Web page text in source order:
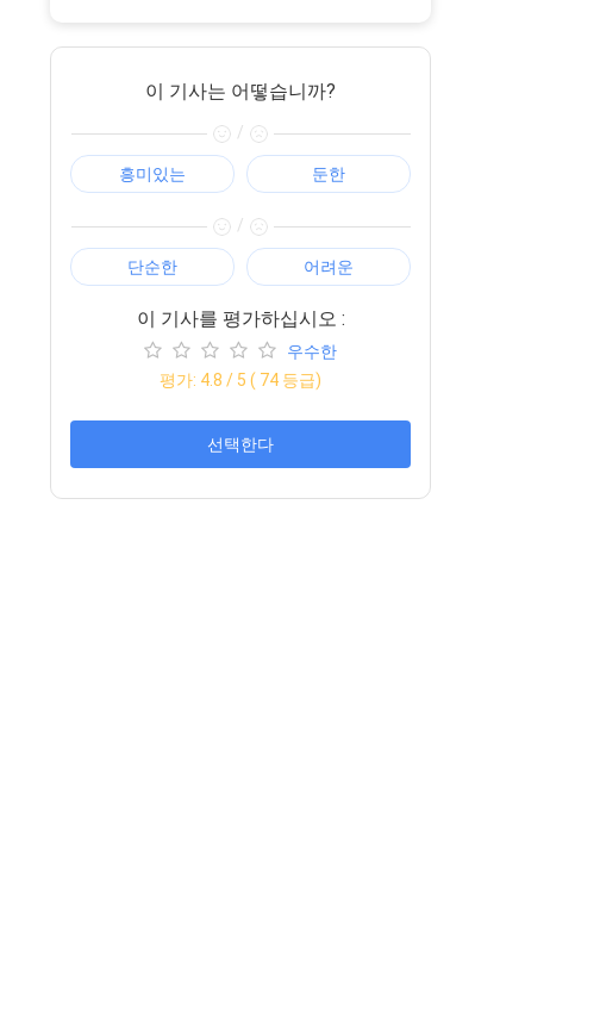
이 기사는 어떻습니까?
/
흥미있는 둔한
/
단순한 어려운
이 기사를 평가하십시오 :
우수한
평가: 4.8 / 5 ( 74 등급)
선택한다